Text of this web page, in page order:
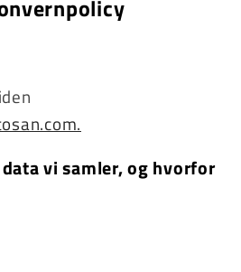
vi samler, og hvorfor